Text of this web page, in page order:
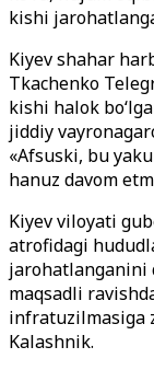
kishi
Kiyev shahar
Tkachenko
kishi halok
jiddiy
«Afsuski, bu
hanuz davom
Kiyev viloyati
atrofidagi
jarohatlanganini
maqsadli
infratuzilmasiga
Kalashnik.